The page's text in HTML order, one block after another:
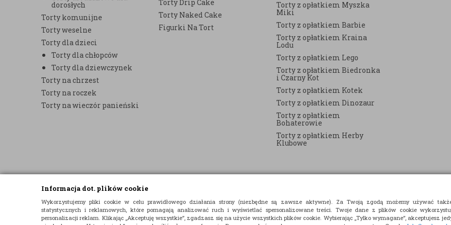
Informacja dot. plików cookie
Wykorzystujemy pliki cookie w celu prawidłowego działania strony (niezbędne są zawsze aktywne). Za Twoją zgodą możemy używać
statystycznych i reklamowych, które pomagają analizować ruch i wyświetlać spersonalizowane treści. Twoje dane z plików cookie
personalizacji reklam. Klikając „Akceptuję wszystkie”, zgadzasz się na użycie wszystkich plików cookie. Wybierając „Tylko wymagane”, akceptujesz
dorosłych
Torty komunijne
Torty weselne
Torty dla dzieci
Torty dla chłopców
Torty dla dziewczynek
Torty na chrzest
Torty na roczek
Torty na wieczór panieński
Torty Drip Cake
Torty Naked Cake
Figurki Na Tort
Torty z opłatkiem Myszka
Miki
Torty z opłatkiem Barbie
Torty z opłatkiem Kraina
Lodu
Torty z opłatkiem Lego
Torty z opłatkiem Biedronka
i Czarny Kot
Torty z opłatkiem Kotek
Torty z opłatkiem Dinozaur
Torty z opłatkiem
Bohaterowie
Torty z opłatkiem Herby
Klubowe
© 2015 E-TORT.PL - WSZELKIE PRAWA ZASTRZEŻONE
PROJEKT I OPROGRAMOWANIE SKLEPU:EBEXO